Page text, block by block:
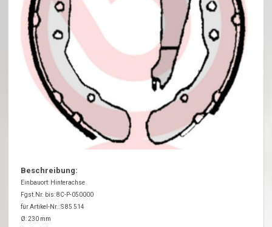
Beschreibung:
Einbauort: Hinterachse
Fgst.Nr. bis: 8C-P-050000
für Artikel-Nr.: S 85 514
Ø: 230 mm